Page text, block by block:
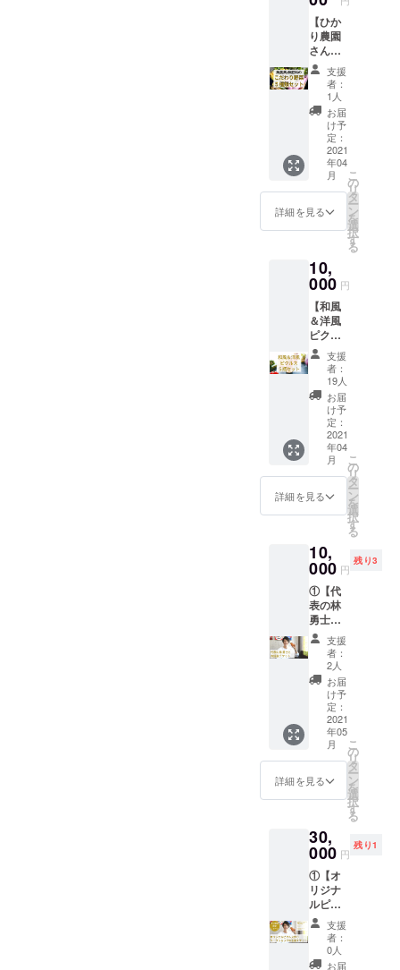
お楽し
みで
す！ ※
大根、
人参、
カボ
チャ、
キャベ
ツなど
を予定
してい
ます
が、変
更にな
す。 ※
内容は
お選び
頂けま
せん。
予めご
了承を
お願い
致しま
す。ア
レル
ギー等
で食べ
られな
いお野
る方
は、備
お願い
致しま
す。な
い方は
「な
し」と
記載を
お願い
致しま
す。 ・
内容
量：1本
あたり
約70g
ル】 ・
一つ一
持ちを
込めて
お礼
メール
をお送
りさせ
て頂き
ます。
▼OITA
す。 ・
リター
ン発送
時に収
穫でき
る旬な
お野菜
でピク
ルスを
お作り
します
ので、
どんな
野菜の
ピクル
いてか
らのお
です！
※大根、
人参、
カボ
チャ、
キャベ
ツなど
を予定
してい
ます
が、変
更にな
る可能
性があ
お選び
頂けま
せん。
予めご
了承を
お願い
致しま
す。ア
レル
ギー等
で食べ
られな
いお野
菜があ
る方
考欄に
記載を
す。な
い方は
「な
し」と
記載を
お願い
致しま
す。 ・
内容
【ひか
り農園
さんの
お野菜
５種類
セッ
ト】 ひ
かり農
園さん
の季節
のお野
菜を５
種類
セット
にして
す。 リ
ターン
を発送
させて
頂くタ
イミン
グで一
番新鮮
で美味
しいお
野菜を
ひかり
農園さ
んから
直送で
お届け
しま
届くか
はお楽
す！ ★
ひかり
農園さ
んのご
紹介★
ひかり
農園さ
んは、
究極の
エコ農
法とも
言われ
る「自
然栽培
培）」
にこだ
わり、
環境を
守り、
身体を
元気に
してく
れる野
支援
者：
1人
お届
け予
定：
2021
年04
月
詳細を見る
こ
の
リ
タ
ー
ン
を
選
択
す
る
10,
000 円
【和風
＆洋風
ピクル
ス５瓶
セッ
ト】
①【和
風ピク
ルス ＆
洋風ピ
クルス
の合計
５瓶】
・「大
分県産
カボス
で味付
けした
和風味
のピク
ルス」
と「ス
パイス
とハー
ブで風
味づけ
した洋
風味の
ピクル
ス」を
合計５
瓶セッ
す。 ・
リター
時に収
穫でき
る旬な
お野菜
でピク
ルスを
作るの
支援
者：
19人
お届
け予
定：
2021
年04
月
詳細を見る
こ
の
リ
タ
ー
ン
を
選
択
す
る
10,
000 円
残り3
①【代
表の林
勇士と
オンラ
イン or
リアル
でのお
話会チ
ケッ
ト】
OITA
PICKLE
S創業の
こと、
ソー
スでの
起業の
こと、
海外の
アップ
サイク
ルを知
るため
に世界
１周に
支援
者：
2人
お届
け予
定：
2021
年05
月
詳細を見る
こ
の
リ
タ
ー
ン
を
選
択
す
る
30,
000 円
残り1
①【オ
リジナ
ルピク
ルス作
りワー
ショッ
支援
者：
0人
お届